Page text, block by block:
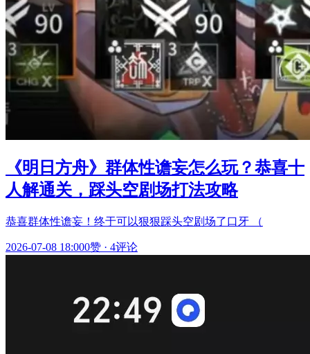
《明日方舟》群体性谵妄怎么玩？恭喜十
人解通关，踩头空剧场打法攻略
恭喜群体性谵妄！终于可以狠狠踩头空剧场了口牙 （
2026-07-08 18:000赞 · 4评论